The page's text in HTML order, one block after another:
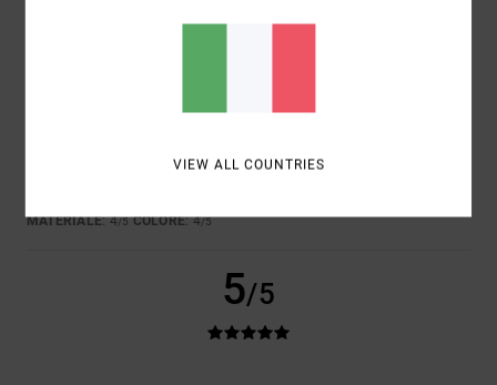
3 /5
MATERIALE: 4/5 COLORE: 4/5
5/5
VIEW ALL COUNTRIES